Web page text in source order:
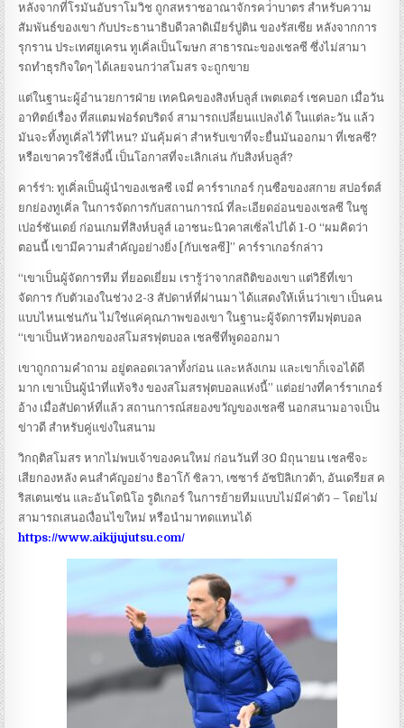
หลังจากที่โรมันอับราโมวิช ถูกสหราชอาณาจักรคว่ําบาตร สําหรับความ
สัมพันธ์ของเขา กับประธานาธิบดีวลาดิเมียร์ปูติน ของรัสเซีย หลังจากการ
รุกราน ประเทศยูเครน ทูเคิ่ลเป็นโฆษก สาธารณะของเชลซี ซึ่งไม่สามา
รถทําธุรกิจใดๆ ได้เลยจนกว่าสโมสร จะถูกขาย
แต่ในฐานะผู้อํานวยการฝ่าย เทคนิคของสิงห์บลูส์ เพตเตอร์ เชคบอก เมื่อวัน
อาทิตย์เรื่อง ที่สแตมฟอร์ดบริดจ์ สามารถเปลี่ยนแปลงได้ ในแต่ละวัน แล้ว
มันจะทิ้งทูเคิ่ลไว้ที่ไหน? มันคุ้มค่า สําหรับเขาที่จะยื่นมันออกมา ที่เชลซี?
หรือเขาควรใช้สิ่งนี้ เป็นโอกาสที่จะเลิกเล่น กับสิงห์บลูส์?
คาร์ร่า: ทูเคิ่ลเป็นผู้นําของเชลซี เจมี่ คาร์ราเกอร์ กุนซือของสกาย สปอร์ตส์
ยกย่องทูเคิ่ล ในการจัดการกับสถานการณ์ ที่ละเอียดอ่อนของเชลซี ในซู
เปอร์ซันเดย์ ก่อนเกมที่สิงห์บลูส์ เอาชนะนิวคาสเซิ่ลไปได้ 1-0 “ผมคิดว่า
ตอนนี้ เขามีความสําคัญอย่างยิ่ง [กับเชลซี]” คาร์ราเกอร์กล่าว
“เขาเป็นผู้จัดการทีม ที่ยอดเยี่ยม เรารู้ว่าจากสถิติของเขา แต่วิธีที่เขา
จัดการ กับตัวเองในช่วง 2-3 สัปดาห์ที่ผ่านมา ได้แสดงให้เห็นว่าเขา เป็นคน
แบบไหนเช่นกัน ไม่ใช่แค่คุณภาพของเขา ในฐานะผู้จัดการทีมฟุตบอล
“เขาเป็นหัวหอกของสโมสรฟุตบอล เชลซีที่พูดออกมา
เขาถูกถามคําถาม อยู่ตลอดเวลาทั้งก่อน และหลังเกม และเขาก็เจอได้ดี
มาก เขาเป็นผู้นําที่แท้จริง ของสโมสรฟุตบอลแห่งนี้” แต่อย่างที่คาร์ราเกอร์
อ้าง เมื่อสัปดาห์ที่แล้ว สถานการณ์สยองขวัญของเชลซี นอกสนามอาจเป็น
ข่าวดี สําหรับคู่แข่งในสนาม
วิกฤติสโมสร หากไม่พบเจ้าของคนใหม่ ก่อนวันที่ 30 มิถุนายน เชลซีจะ
เสียกองหลัง คนสําคัญอย่าง ธิอาโก้ ซิลวา, เซซาร์ อัซปิลิเกวต้า, อันเดรียส ค
ริสเตนเซ่น และอันโตนิโอ รูดิเกอร์ ในการย้ายทีมแบบไม่มีค่าตัว – โดยไม่
สามารถเสนอเงื่อนไขใหม่ หรือนํามาทดแทนได้
https://www.aikijujutsu.com/